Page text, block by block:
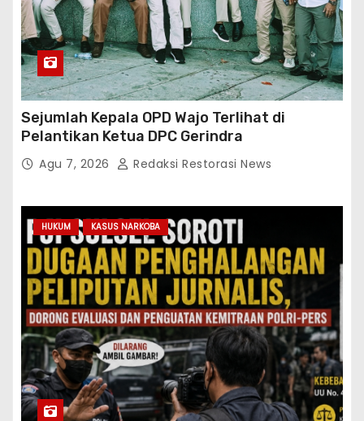
Sejumlah Kepala OPD Wajo Terlihat di
Pelantikan Ketua DPC Gerindra
Agu 7, 2026 Redaksi Restorasi News
HUKUM KASUS NARKOBA